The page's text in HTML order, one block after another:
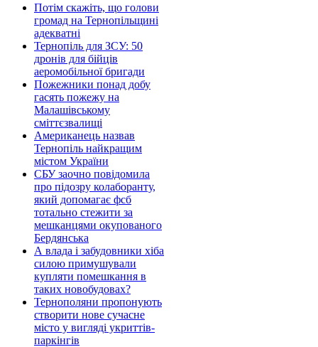
Потім скажіть, що голови
громад на Тернопільщині
адекватні
Тернопіль для ЗСУ: 50
дронів для бійців
аеромобільної бригади
Пожежники понад добу
гасять пожежу на
Малашівському
сміттєзвалищі
Американець назвав
Тернопіль найкращим
містом України
СБУ заочно повідомила
про підозру колаборанту,
який допомагає фсб
тотально стежити за
мешканцями окупованого
Бердянська
А влада і забудовники хіба
силою примушували
купляти помешкання в
таких новобудовах?
Тернополяни пропонують
створити нове сучасне
місто у вигляді укриттів-
паркінгів